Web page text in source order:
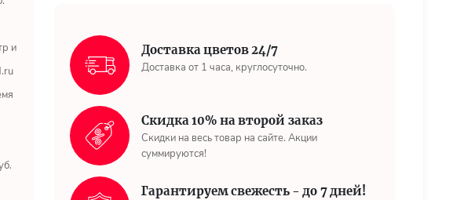
и
Доставка цветов 24/7
Доставка от 1 часа, круглосуточно.
Скидка 10% на второй заказ
Скидки на весь товар на сайте. Акции
суммируются!
Гарантируем свежесть - до 7 дней!